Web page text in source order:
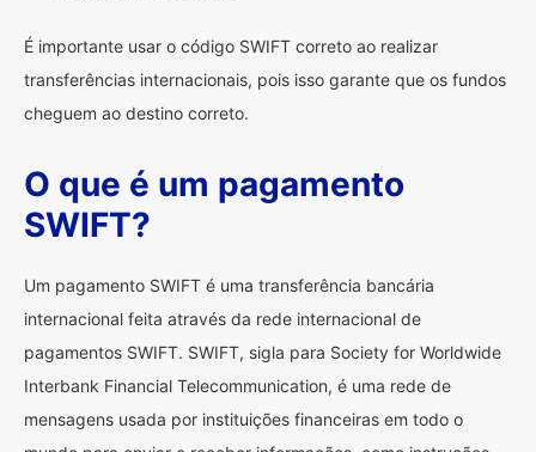
É importante usar o código SWIFT correto ao realizar
transferências internacionais, pois isso garante que os fundos
cheguem ao destino correto.
O que é um pagamento
SWIFT?
Um pagamento SWIFT é uma transferência bancária
internacional feita através da rede internacional de
pagamentos SWIFT. SWIFT, sigla para Society for Worldwide
Interbank Financial Telecommunication, é uma rede de
mensagens usada por instituições financeiras em todo o